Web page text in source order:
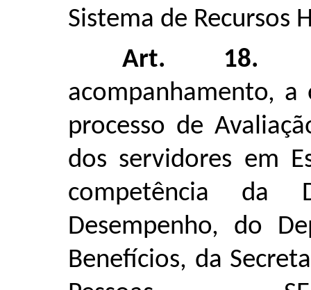
Sistema de Recursos
Art. 18.
acompanhamento,
processo de
dos servidores em
competência da
Desempenho, do
Benefícios, da